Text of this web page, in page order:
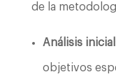
de la
Análisis
objetivos